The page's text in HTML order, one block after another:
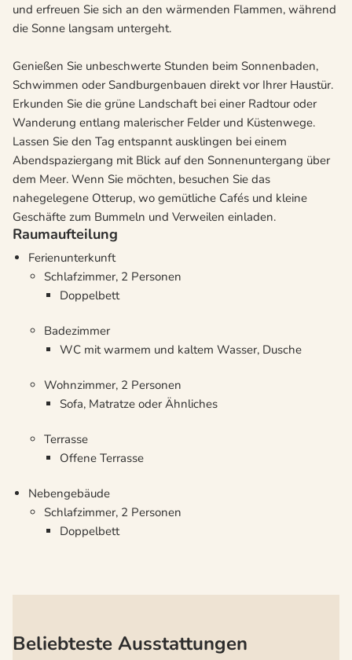
und erfreuen Sie sich an den wärmenden Flammen, während
die Sonne langsam untergeht.
Genießen Sie unbeschwerte Stunden beim Sonnenbaden,
Schwimmen oder Sandburgenbauen direkt vor Ihrer Haustür.
Erkunden Sie die grüne Landschaft bei einer Radtour oder
Wanderung entlang malerischer Felder und Küstenwege.
Lassen Sie den Tag entspannt ausklingen bei einem
Abendspaziergang mit Blick auf den Sonnenuntergang über
dem Meer. Wenn Sie möchten, besuchen Sie das
nahegelegene Otterup, wo gemütliche Cafés und kleine
Geschäfte zum Bummeln und Verweilen einladen.
Raumaufteilung
Ferienunterkunft
Schlafzimmer, 2 Personen
Doppelbett
Badezimmer
WC mit warmem und kaltem Wasser, Dusche
Wohnzimmer, 2 Personen
Sofa, Matratze oder Ähnliches
Terrasse
Offene Terrasse
Nebengebäude
Schlafzimmer, 2 Personen
Doppelbett
Beliebteste Ausstattungen